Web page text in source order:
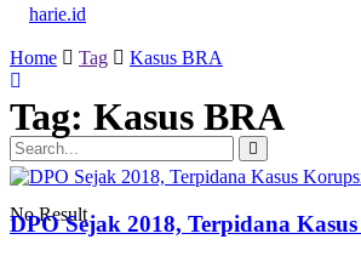
No Result
Home Tag Kasus BRA
Tag: Kasus BRA
DPO Sejak 2018, Terpidana